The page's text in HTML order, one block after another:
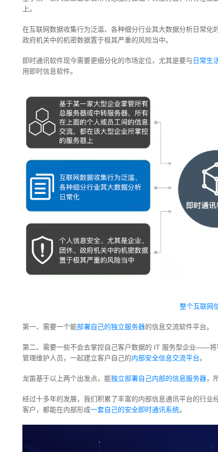
上。
在互联网数据收集行为泛滥、各种细分行业其大数据分析日常
政府机关中的机密数据置于极其严重的风险当中。
即时通讯软件现今需要更细分化的市场定位，尤其是要与 日常生
用即时信息软件。
整个互联网
第一、需要一个能部署自己的独立服务器的信息交流软件平台。
第二、需要一些不会去掌控自己客户数据的 IT 服务型企业——
管理维护人员，一起建立客户自己的内部安全信息交流平台。
龙笛基于以上两个出发点，能独立部署自己内部的信息服务器，
经过十多年的发展，我们积累了丰富的内部信息通讯平台的行
客户，都能在内部形成一套自己的安全即时通讯系统。